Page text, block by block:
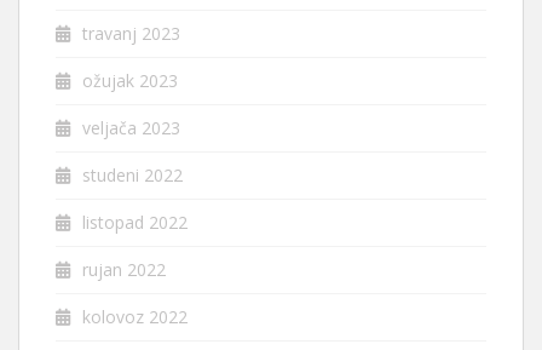
travanj 2023
ožujak 2023
veljača 2023
studeni 2022
listopad 2022
rujan 2022
kolovoz 2022